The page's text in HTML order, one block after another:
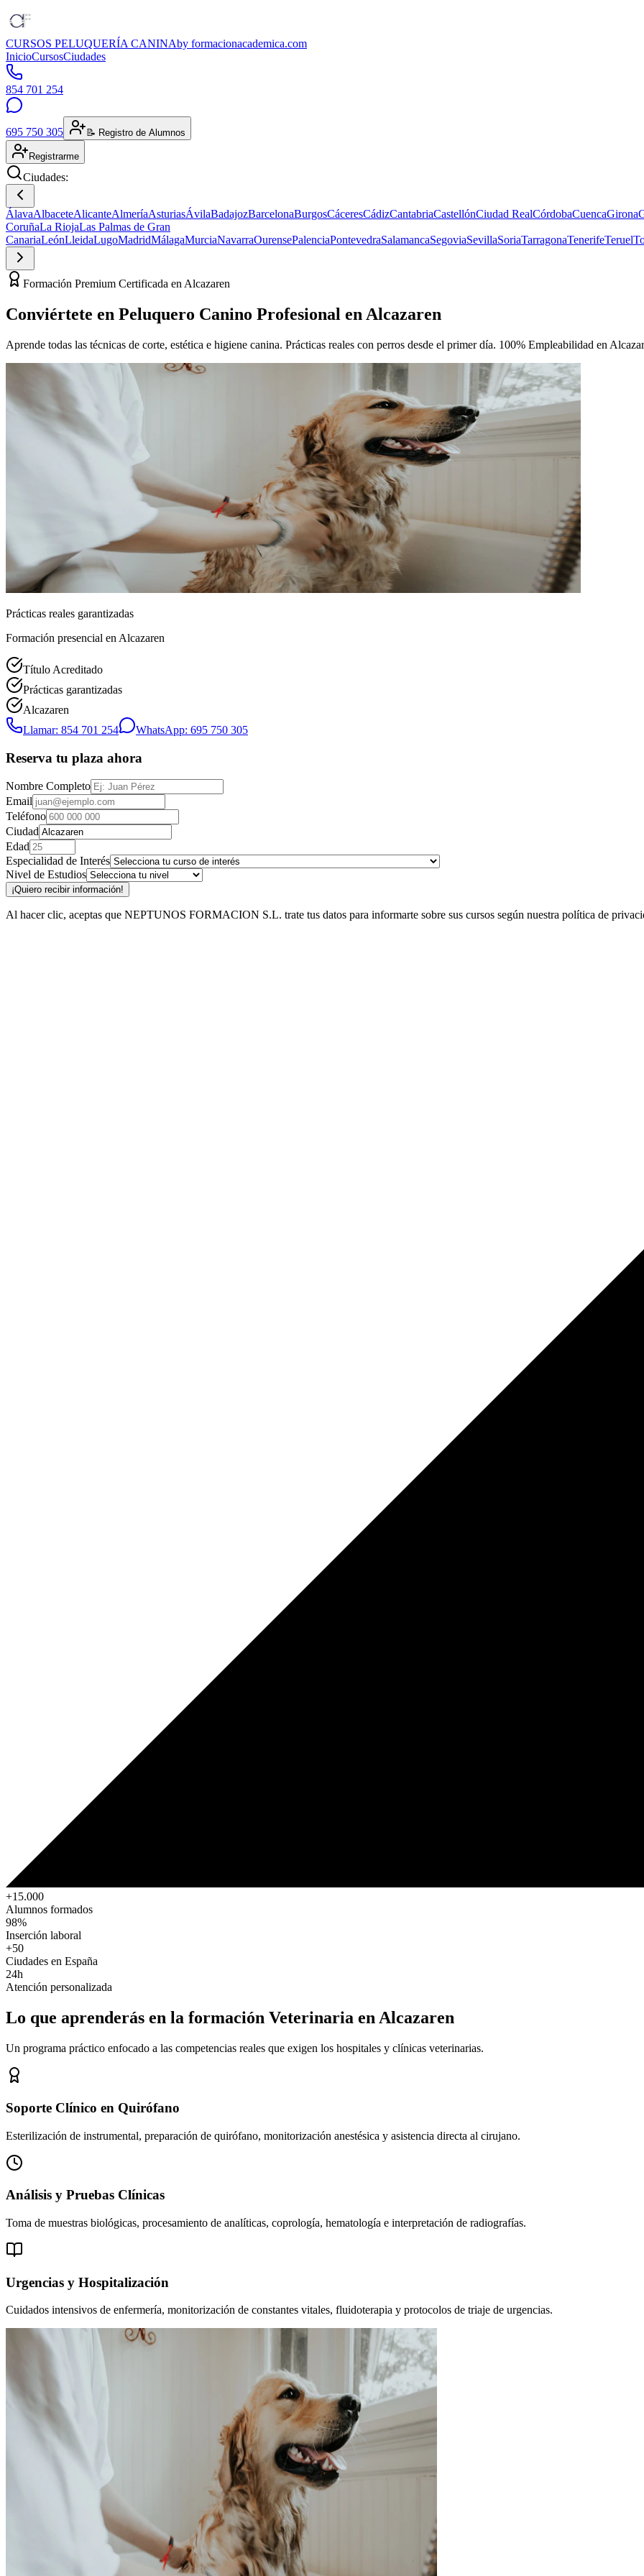
CURSOS PELUQUERÍA CANINAby formacionacademica.com
InicioCursosCiudades
854 701 254
695 750 305 📝 Registro de Alumnos
Registrarme
Ciudades:
ÁlavaAlbaceteAlicanteAlmeríaAsturiasÁvilaBadajozBarcelonaBurgosCáceresCádizCantabriaCastellónCiudad RealCórdobaCuencaGirona
CoruñaLa RiojaLas Palmas de Gran
CanariaLeónLleidaLugoMadridMálagaMurciaNavarraOurensePalenciaPontevedraSalamancaSegoviaSevillaSoriaTarragonaTenerifeTeruel
Formación Premium Certificada en Alcazaren
Conviértete en Peluquero Canino Profesional en Alcazaren
Aprende todas las técnicas de corte, estética e higiene canina. Prácticas reales con perros desde el primer día. 100% Empleabilidad en
Prácticas reales garantizadas
Formación presencial en Alcazaren
Título Acreditado
Prácticas garantizadas
Alcazaren
Llamar: 854 701 254
WhatsApp: 695 750 305
Reserva tu plaza ahora
Nombre Completo
Email
Teléfono
Ciudad
Edad
Especialidad de Interés
Nivel de Estudios
¡Quiero recibir información!
Al hacer clic, aceptas que NEPTUNOS FORMACION S.L. trate tus datos para informarte sobre sus cursos según nuestra política de
+15.000
Alumnos formados
98%
Inserción laboral
+50
Ciudades en España
24h
Atención personalizada
Lo que aprenderás en la formación Veterinaria en Alcazaren
Un programa práctico enfocado a las competencias reales que exigen los hospitales y clínicas veterinarias.
Soporte Clínico en Quirófano
Esterilización de instrumental, preparación de quirófano, monitorización anestésica y asistencia directa al cirujano.
Análisis y Pruebas Clínicas
Toma de muestras biológicas, procesamiento de analíticas, coprología, hematología e interpretación de radiografías.
Urgencias y Hospitalización
Cuidados intensivos de enfermería, monitorización de constantes vitales, fluidoterapia y protocolos de triaje de urgencias.